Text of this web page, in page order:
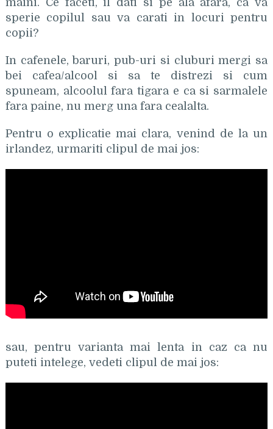
maini. Ce faceti, il dati si pe ala afara, ca va
sperie copilul sau va carati in locuri pentru
copii?
In cafenele, baruri, pub-uri si cluburi mergi sa
bei cafea/alcool si sa te distrezi si cum
spuneam, alcoolul fara tigara e ca si sarmalele
fara paine, nu merg una fara cealalta.
Pentru o explicatie mai clara, venind de la un
irlandez, urmariti clipul de mai jos:
sau, pentru varianta mai lenta in caz ca nu
puteti intelege, vedeti clipul de mai jos: